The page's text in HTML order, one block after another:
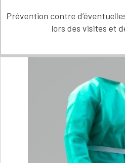
Prévention contre
lors des visites et